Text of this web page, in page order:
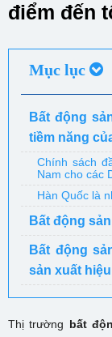
điểm đến
Mục lục
Bất động
tiềm năng
Chính sách
Nam cho các
Hàn Quốc là
Bất động
Bất động
sản xuất
Thị trường bất